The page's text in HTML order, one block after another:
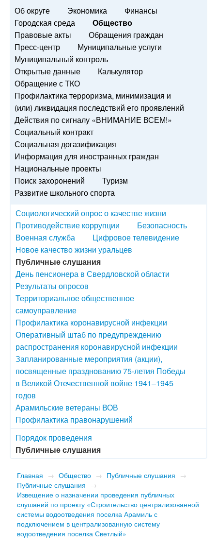
Об округе Экономика
Финансы
Городская среда
Общество
Правовые акты
Обращения граждан
Пресс-центр
Муниципальные услуги
Муниципальный контроль
Открытые данные
Калькулятор
Обращение с ТКО
Профилактика терроризма, минимизация и
(или) ликвидация последствий его проявлений
Действия по сигналу «ВНИМАНИЕ ВСЕМ!»
Социальный контракт
Социальная догазификация
Информация для иностранных граждан
Национальные проекты
Поиск захоронений
Туризм
Развитие школьного спорта
Социологический опрос о качестве жизни
Противодействие коррупции
Безопасность
Военная служба
Цифровое телевидение
Новое качество жизни уральцев
Публичные слушания
День пенсионера в Свердловской области
Результаты опросов
Территориальное общественное
самоуправление
Профилактика коронавирусной инфекции
Оперативный штаб по предупреждению
распространения коронавирусной инфекции
Запланированные мероприятия (акции),
посвященные празднованию 75-летия Победы
в Великой Отечественной войне 1941–1945
годов
Арамильские ветераны ВОВ
Профилактика правонарушений
Порядок проведения
Публичные слушания
Главная → Общество → Публичные слушания →
Публичные слушания →
Извещение о назначении проведения публичных
слушаний по проекту «Строительство централизованной
системы водоотведения поселка Арамиль с
подключением в централизованную систему
водоотведения поселка Светлый»